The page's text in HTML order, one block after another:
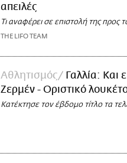
απειλές
Τι αναφέρει σε επιστολή της
THE LIFO TEAM
Αθλητισμός
Γαλλία: Και
Ζερμέν - Οριστικό
Κατέκτησε τον έβδομο τίτλο τα